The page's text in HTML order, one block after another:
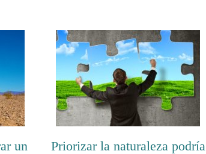
un
Priorizar la naturaleza podría